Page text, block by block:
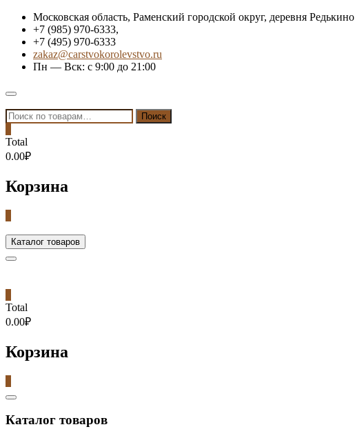
Skip
content
Московская область, Раменский городской округ, деревня Редькино
+7 (985) 970-6333,
+7 (495) 970-6333
zakaz@carstvokorolevstvo.ru
Пн — Вск: с 9:00 до 21:00
Topbar
Menu
Искать: Поиск
Total
0.00₽
Корзина
Каталог товаров
Total
0.00₽
Корзина
Catalog
Каталог товаров